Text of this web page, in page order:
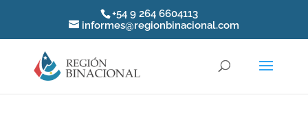
+54 9 264 6604113
informes@regionbinacional.com